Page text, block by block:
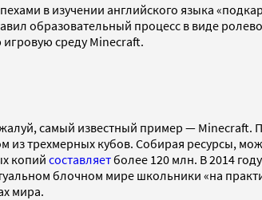
в изучении английского языка
образовательный процесс в виде
среду Minecraft.
самый известный пример — Minecraft.
трехмерных кубов. Собирая ресурсы,
копий составляетболее 120 млн. В 2014
блочном мире школьники «на
мира.